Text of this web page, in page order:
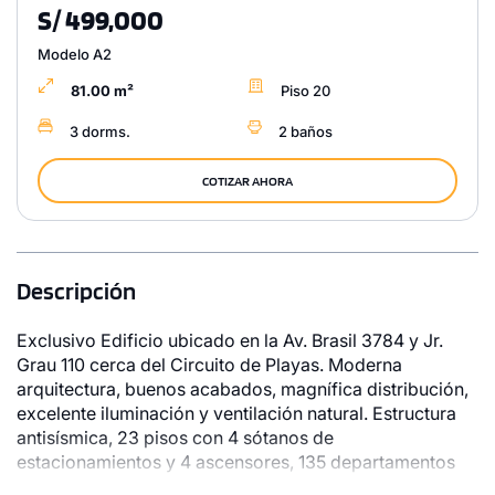
S/ 499,000
Modelo A2
81.00 m² Piso 20
3 dorms. 2 baños
COTIZAR AHORA
Descripción
Exclusivo Edificio ubicado en la Av. Brasil 3784 y Jr.
Grau 110 cerca del Circuito de Playas. Moderna
arquitectura, buenos acabados, magnífica distribución,
excelente iluminación y ventilación natural. Estructura
antisísmica, 23 pisos con 4 sótanos de
estacionamientos y 4 ascensores, 135 departamentos